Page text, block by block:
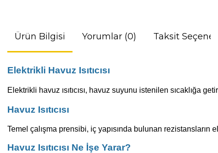
Ürün Bilgisi Yorumlar (0) Taksit
Elektrikli Havuz Isıtıcısı
Elektrikli havuz ısıtıcısı, havuz suyunu istenilen sıcaklığa
Havuz Isıtıcısı
Temel çalışma prensibi, iç yapısında bulunan rezistansların
Havuz Isıtıcısı Ne İşe Yarar?